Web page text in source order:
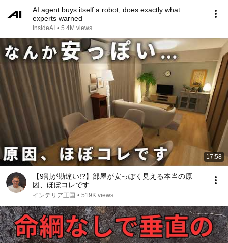
AI agent buys itself a robot, does exactly what
experts warned
InsideAI • 5.4M views
17:58
【9割が勘違い!?】部屋が安っぽく見える本当の原
因、ほぼコレです
インテリア王国 • 519K views